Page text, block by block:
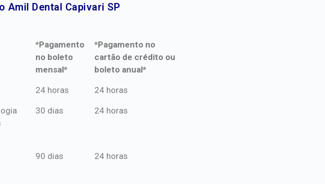
Amil Dental Capivari SP​
*Pagamento
no boleto
mensal*
*Pagamento no
cartão de crédito ou
boleto anual*
*Pagamento
mensal*
*Pagamento no
boleto anual*
24 horas 24 horas
30 dias 24 horas
90 dias 24 horas